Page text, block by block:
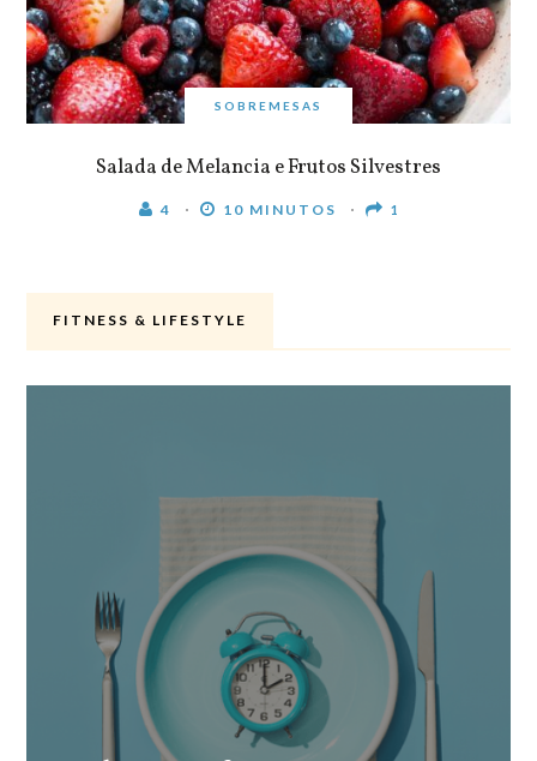
SOBREMESAS
Salada de Melancia e Frutos Silvestres
4 10 MINUTOS 1
FITNESS & LIFESTYLE